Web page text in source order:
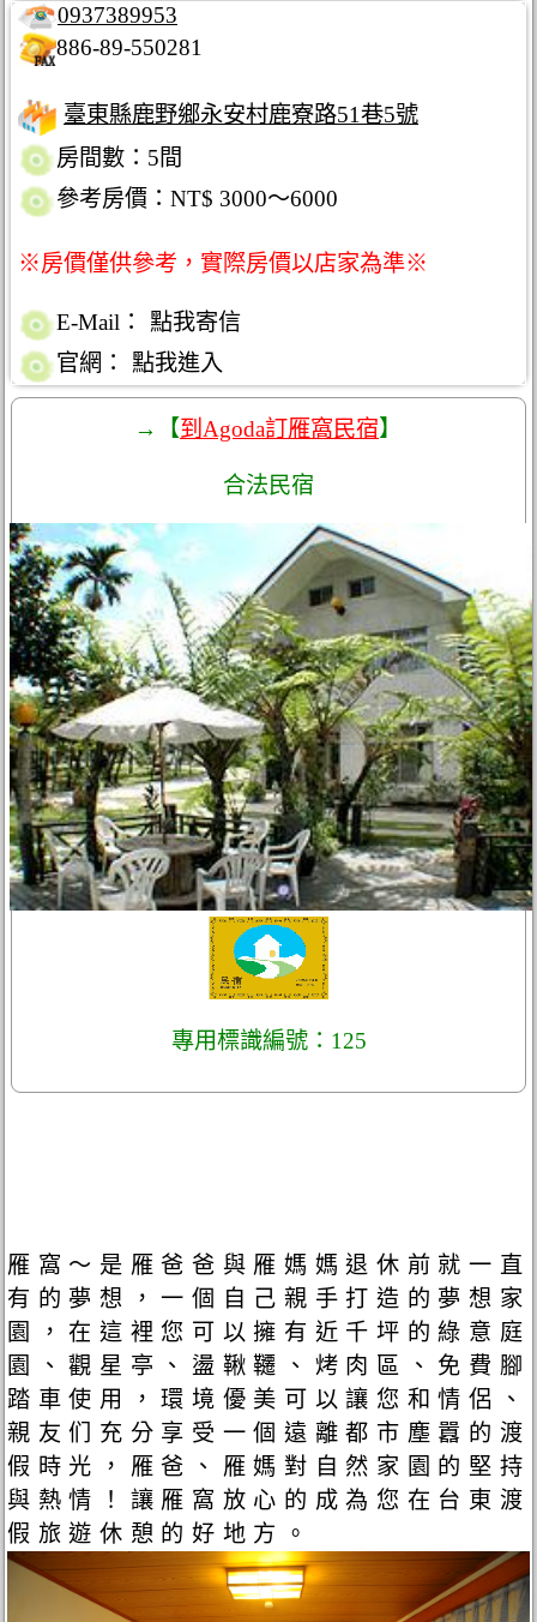
0937389953
886-89-550281
臺東縣鹿野鄉永安村鹿寮路51巷5號
房間數：5間
參考房價：NT$ 3000～6000
※房價僅供參考，實際房價以店家為準※
E-Mail：
點我寄信
官網：
點我進入
→【到Agoda訂雁窩民宿】
合法民宿
專用標識編號：125
雁窩～是雁爸爸與雁媽媽退休前就一直
有的夢想，一個自己親手打造的夢想家
園，在這裡您可以擁有近千坪的綠意庭
園、觀星亭、盪鞦韆、烤肉區、免費腳
踏車使用，環境優美可以讓您和情侶、
親友们充分享受一個遠離都市塵囂的渡
假時光，雁爸、雁媽對自然家園的堅持
與熱情！讓雁窩放心的成為您在台東渡
假旅遊休憩的好地方。